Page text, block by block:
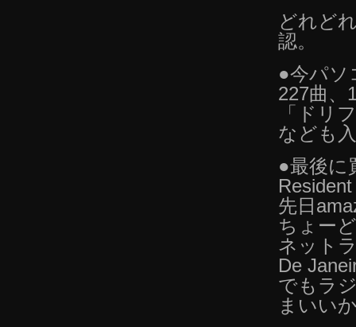
どれど
認。
●今パソ
227曲、
「ドリ
なども
●最後に
先日
ちょー
ネット
De
でもラ
まいい